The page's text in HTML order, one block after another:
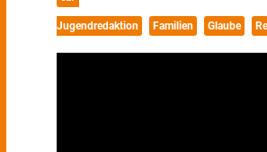
Jugendredaktion Familien Glaube